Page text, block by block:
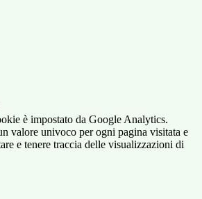
è impostato da Google Analytics.
valore univoco per ogni pagina visitata e
e tenere traccia delle visualizzazioni di